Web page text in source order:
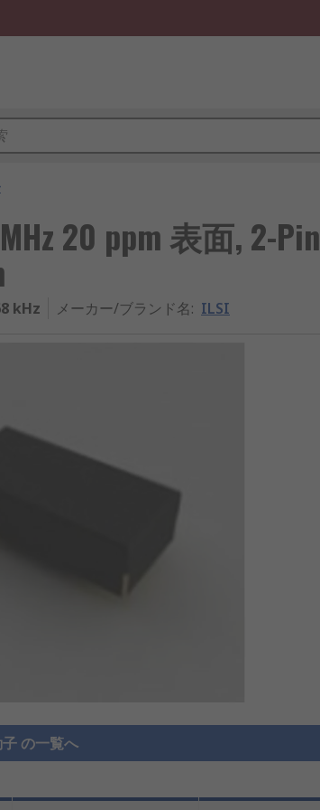
20 ppm 表面, 2-Pin
kHz メーカー/ブランド名: ILSI
の一覧へ